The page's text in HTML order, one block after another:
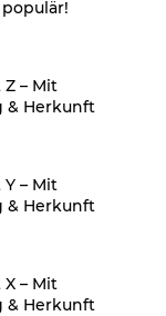
– Mit
& Herkunft
– Mit
& Herkunft
– Mit
& Herkunft